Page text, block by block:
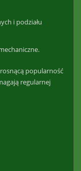
i podziału
popularność
regularnej